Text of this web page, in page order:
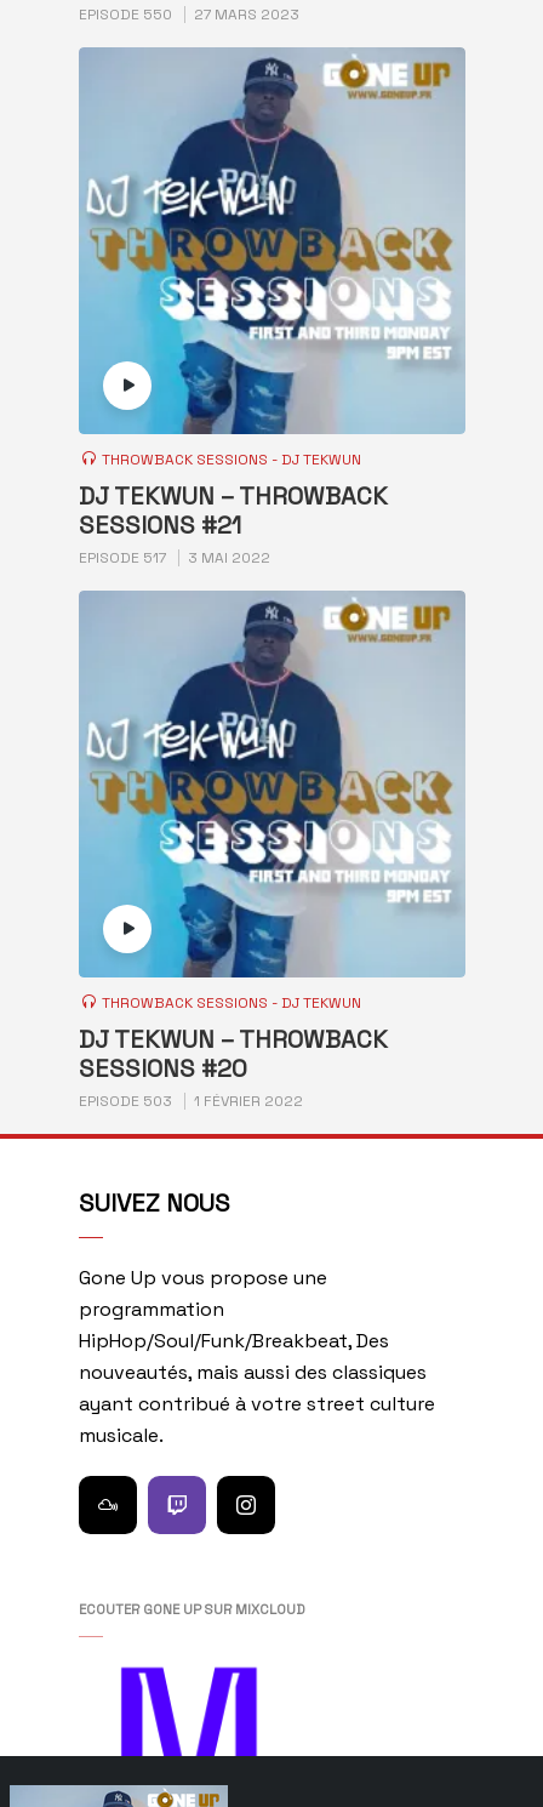
EPISODE 550 27 MARS 2023
THROWBACK SESSIONS - DJ TEKWUN
DJ TEKWUN – THROWBACK
SESSIONS #21
EPISODE 517 3 MAI 2022
THROWBACK SESSIONS - DJ TEKWUN
DJ TEKWUN – THROWBACK
SESSIONS #20
EPISODE 503 1 FÉVRIER 2022
SUIVEZ NOUS
Gone Up vous propose une
programmation
HipHop/Soul/Funk/Breakbeat, Des
nouveautés, mais aussi des classiques
ayant contribué à votre street culture
musicale.
ECOUTER GONE UP SUR MIXCLOUD